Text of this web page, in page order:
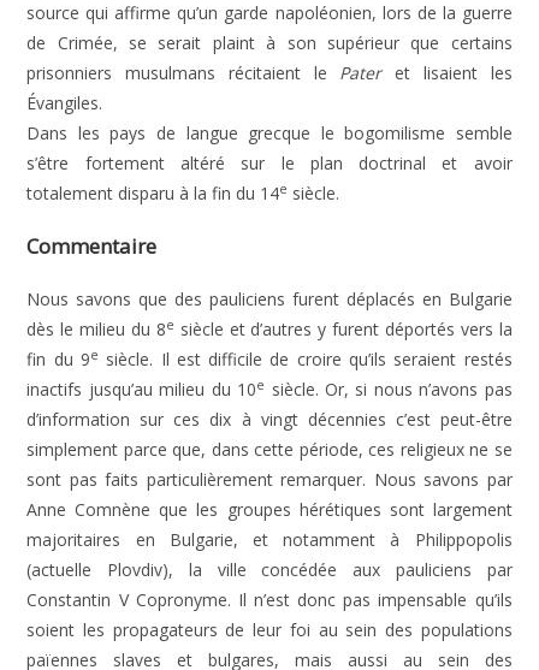
source qui affirme qu’un garde napoléonien, lors de la guerre
de Crimée, se serait plaint à son supérieur que certains
prisonniers musulmans récitaient le Pateret lisaient les
Évangiles.
Dans les pays de langue grecque le bogomilisme semble
s’être fortement altéré sur le plan doctrinal et avoir
totalement disparu à la fin du 14e siècle.
Commentaire
Nous savons que des pauliciens furent déplacés en Bulgarie
dès le milieu du 8e siècle et d’autres y furent déportés vers la
fin du 9e siècle. Il est difficile de croire qu’ils seraient restés
inactifs jusqu’au milieu du 10e siècle. Or, si nous n’avons pas
d’information sur ces dix à vingt décennies c’est peut-être
simplement parce que, dans cette période, ces religieux ne se
sont pas faits particulièrement remarquer. Nous savons par
Anne Comnène que les groupes hérétiques sont largement
majoritaires en Bulgarie, et notamment à Philippopolis
(actuelle Plovdiv), la ville concédée aux pauliciens par
Constantin V Copronyme. Il n’est donc pas impensable qu’ils
soient les propagateurs de leur foi au sein des populations
païennes slaves et bulgares, mais aussi au sein des